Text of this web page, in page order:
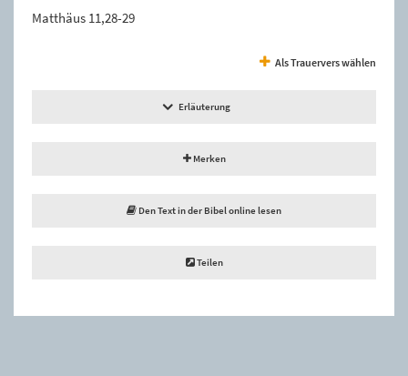
Matthäus 11,28-29
Als Trauervers wählen
Erläuterung
Merken
Den Text in der Bibel online lesen
Teilen